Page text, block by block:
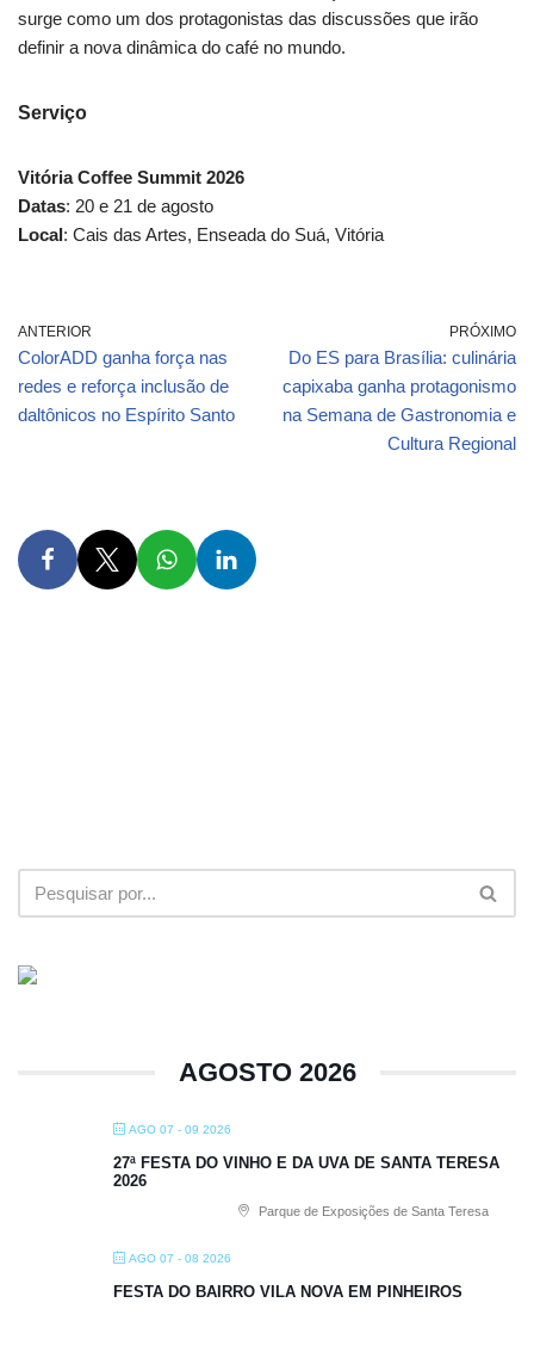
surge como um dos protagonistas das discussões que irão
definir a nova dinâmica do café no mundo.
Serviço
Vitória Coffee Summit 2026
Datas: 20 e 21 de agosto
Local: Cais das Artes, Enseada do Suá, Vitória
ANTERIOR
ColorADD ganha força nas
redes e reforça inclusão de
daltônicos no Espírito Santo
PRÓXIMO
Do ES para Brasília: culinária
capixaba ganha protagonismo
na Semana de Gastronomia e
Cultura Regional
AGOSTO 2026
AGO 07 - 09 2026
27ª FESTA DO VINHO E DA UVA DE SANTA TERESA
2026
Parque de Exposições de Santa Teresa
AGO 07 - 08 2026
FESTA DO BAIRRO VILA NOVA EM PINHEIROS